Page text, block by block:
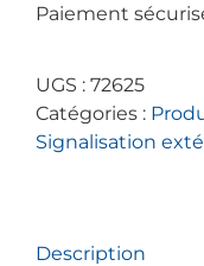
couleur
pour
marquage
routier
Paiement
UGS : 72625
Catégories :
Signalisation
Description